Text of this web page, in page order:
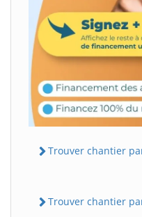
Trouver chantier
Trouver chantier